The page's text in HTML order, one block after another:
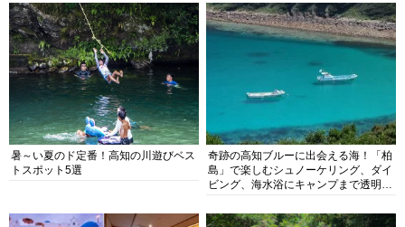
暑～い夏のド定番！高知の川遊びベス
トスポット5選
奇跡の高知ブルーに出会える海！「柏
島」で楽しむシュノーケリング、ダイ
ビング、海水浴にキャンプまで透明度